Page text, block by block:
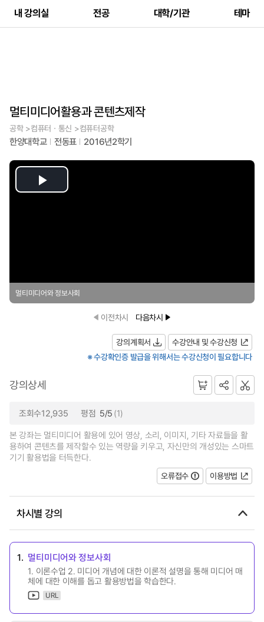
내 강의실 전공 대학/기관 테마
멀티미디어활용과 콘텐츠제작
공학 >컴퓨터ㆍ통신 >컴퓨터공학
한양대학교 전동표 2016년2학기
Play
멀티미디어와 정보사회
이전차시 다음차시
강의계획서
수강안내 및 수강신청
※ 수강확인증 발급을 위해서는 수강신청이 필요합니다
강의상세
조회수12,935 평점 5/5 (1)
본 강좌는 멀티미디어 활용에 있어 영상, 소리, 이미지, 기타 자료들을 활
용하여 콘텐츠를 제작할수 있는 역량을 키우고, 자신만의 개성있는 스마트
기기 활용법을 터득한다.
오류접수
이용방법
차시별 강의
1. 멀티미디어와 정보사회
1. 이론수업 2. 미디어 개념에 대한 이론적 설명을 통해 미디어 매
체에 대한 이해를 돕고 활용방법을 학습한다.
URL